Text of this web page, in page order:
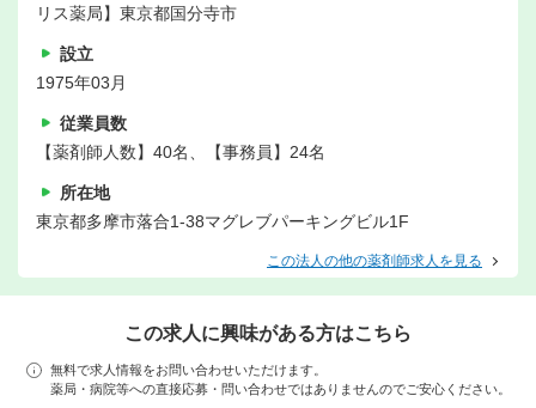
リス薬局】東京都国分寺市
設立
1975年03月
従業員数
【薬剤師人数】40名、【事務員】24名
所在地
東京都多摩市落合1-38マグレブパーキングビル1F
この法人の他の薬剤師求人を見る
この求人に興味がある方はこちら
無料で求人情報をお問い合わせいただけます。
薬局・病院等への直接応募・問い合わせではありませんのでご安心ください。